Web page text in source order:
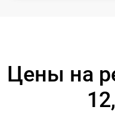
Цены на